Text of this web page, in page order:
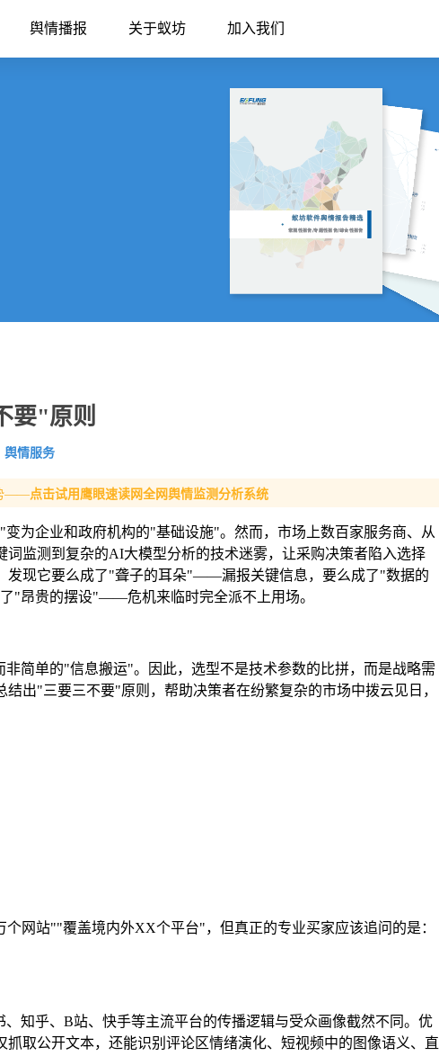
舆情播报 关于蚁坊 加入我们
要"原则
舆情服务
——点击试用鹰眼速读网全网舆情监测分析系统
变为企业和政府机构的"基础设施"。然而，市场上数百家服务商、从
监测到复杂的AI大模型分析的技术迷雾，让采购决策者陷入选择
发现它要么成了"聋子的耳朵"——漏报关键信息，要么成了"数据的
"昂贵的摆设"——危机来临时完全派不上用场。
简单的"信息搬运"。因此，选型不是技术参数的比拼，而是战略需
出"三要三不要"原则，帮助决策者在纷繁复杂的市场中拨云见日，
网站""覆盖境内外XX个平台"，但真正的专业买家应该追问的是：
知乎、B站、快手等主流平台的传播逻辑与受众画像截然不同。优
取公开文本，还能识别评论区情绪演化、短视频中的图像语义、直